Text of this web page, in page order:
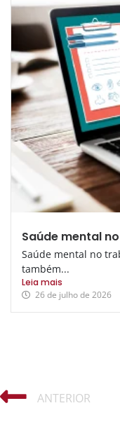
Saúde mental
Saúde mental no
também...
Leia mais
26 de julho de 2026
ANTERIOR